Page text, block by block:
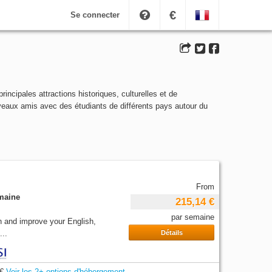
Se connecter €
attractions historiques, culturelles et de
amis avec des étudiants de différents pays autour du
and improve your English,
From
215,14 €
par semaine
Détails